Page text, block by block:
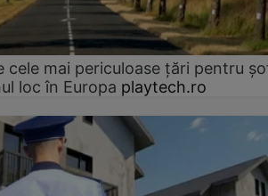
cele mai periculoase țări pentru
loc în Europa playtech.ro